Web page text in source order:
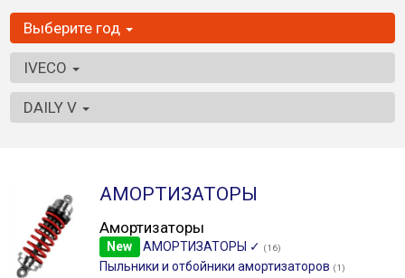
Выберите год
IVECO
DAILY V
АМОРТИЗАТОРЫ
Амортизаторы
New АМОРТИЗАТОРЫ ✓ (16)
Пыльники и отбойники амортизаторов (1)